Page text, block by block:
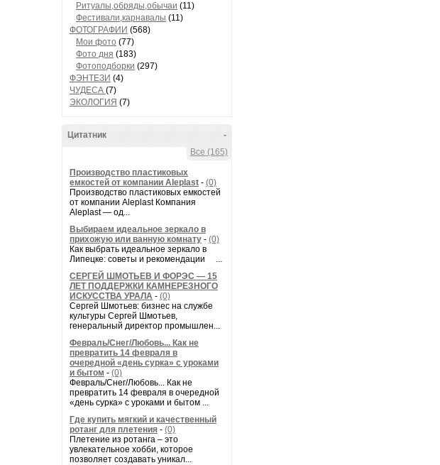
Ритуалы,обряды,обычаи (11)
Фестивали,карнавалы (11)
ФОТОГРАФИИ (568)
Мои фото (77)
Фото дня (183)
Фотоподборки (297)
ФЭНТЕЗИ (4)
ЧУДЕСА (7)
ЭКОЛОГИЯ (7)
-
Цитатник
Все (165)
Производство пластиковых
емкостей от компании Aleplast - (0)
Производство пластиковых емкостей
от компании Aleplast Компания
Aleplast — од...
Выбираем идеальное зеркало в
прихожую или ванную комнату - (0)
Как выбрать идеальное зеркало в
Липецке: советы и рекомендации ...
СЕРГЕЙ ШМОТЬЕВ И ФОРЭС — 15
ЛЕТ ПОДДЕРЖКИ КАМНЕРЕЗНОГО
ИСКУССТВА УРАЛА - (0)
Сергей Шмотьев: бизнес на службе
культуры Сергей Шмотьев,
генеральный директор промышлен...
Февраль/Снег/Любовь... Как не
превратить 14 февраля в
очередной «день сурка» с уроками
и бытом - (0)
Февраль/Снег/Любовь... Как не
превратить 14 февраля в очередной
«день сурка» с уроками и бытом ...
Где купить мягкий и качественный
ротанг для плетения - (0)
Плетение из ротанга – это
увлекательное хобби, которое
позволяет создавать уникал...